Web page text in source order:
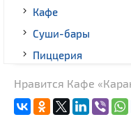
Кафе
Суши-бары
Пиццерия
Кинотеатры
Нравится Кафе